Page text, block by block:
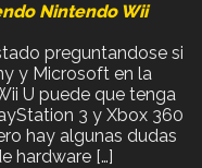
Nintendo Wii
preguntandose si
y Microsoft en la
U puede que tenga
3 y Xbox 360
hay algunas dudas
hardware […]